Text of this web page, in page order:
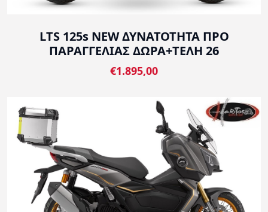
LTS 125s NEW ΔΥΝΑΤΟΤΗΤΑ ΠΡΟ
ΠΑΡΑΓΓΕΛΙΑΣ ΔΩΡΑ+ΤΕΛΗ 26
€1.895,00